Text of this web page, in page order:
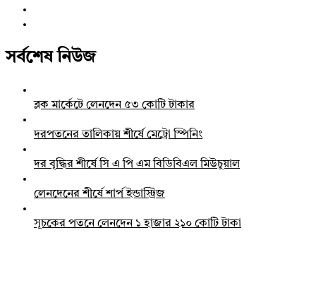
সর্বশেষ নিউজ
ব্লক মার্কেটে লেনদেন ৫৩ কোটি টাকার
দরপতনের তালিকায় শীর্ষে মেট্রো স্পিনিং
দর বৃদ্ধির শীর্ষে সি এ পি এম বিডিবিএল মিউচুয়াল
লেনদেনের শীর্ষে শার্প ইন্ডাস্ট্রিজ
সূচকের পতনে লেনদেন ১ হাজার ২১০ কোটি টাকা